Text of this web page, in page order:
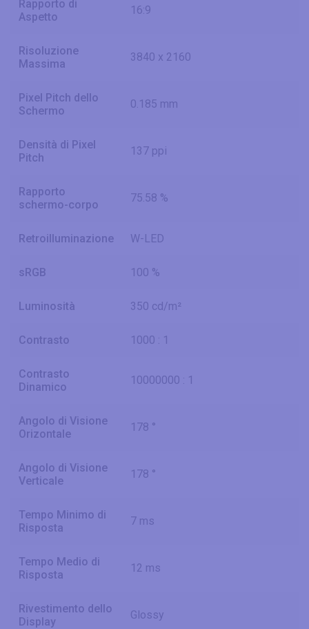
Rapporto di
Aspetto
16:9
Risoluzione
Massima
3840 x 2160
Pixel Pitch dello
Schermo
0.185 mm
Densità di Pixel
Pitch
137 ppi
Rapporto
schermo-corpo
75.58 %
Retroilluminazione W-LED
sRGB 100 %
Luminosità 350 cd/m²
Contrasto 1000 : 1
Contrasto
Dinamico
10000000 : 1
Angolo di Visione
Orizontale
178 °
Angolo di Visione
Verticale
178 °
Tempo Minimo di
Risposta
7 ms
Tempo Medio di
Risposta
12 ms
Rivestimento dello
Display
Glossy